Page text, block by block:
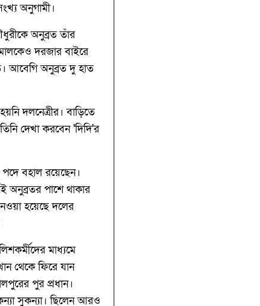
অনুগামী।
অনুব্রত তাঁর
দরজার বাইরে
আবেগি অনুব্রত দু হাত
দলনেত্রীর। বাড়িতে
দেখা করবেন 'দিদি'র
বহাল রয়েছেন।
অনুব্রতর পাশে থাকার
হয়েছে দলের
মাধ্যমে
থেকে ফিরে যান
পুর প্রধান।
সুকন্যা। ছিলেন আরও